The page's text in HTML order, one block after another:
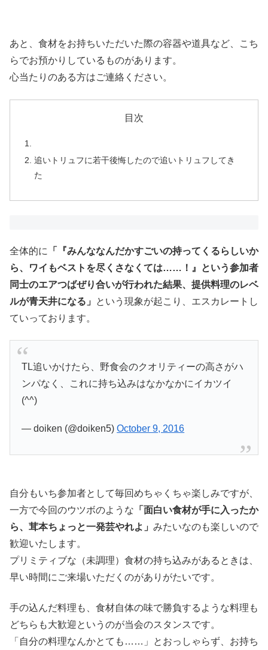
あと、食材をお持ちいただいた際の容器や道具など、こち
らでお預かりしているものがあります。
心当たりのある方はご連絡ください。
目次
追いトリュフに若干後悔したので追いトリュフしてき
た
全体的に
「『みんななんだかすごいの持ってくるらしいか
ら、ワイもベストを尽くさなくては……！』という参加者
同士のエアつばぜり合いが行われた結果、提供料理のレベ
ルが青天井になる」
という現象が起こり、エスカレートし
ていっております。
TL追いかけたら、野食会のクオリティーの高さがハ
ンパなく、これに持ち込みはなかなかにイカツイ
(^^)
— doiken (@doiken5)October 9, 2016
自分もいち参加者として毎回めちゃくちゃ楽しみですが、
一方で今回のウツボのような 「面白い食材が手に入ったか
ら、茸本ちょっと一発芸やれよ」 みたいなのも楽しいので
歓迎いたします。
プリミティブな（未調理）食材の持ち込みがあるときは、
早い時間にご来場いただくのがありがたいです。
手の込んだ料理も、食材自体の味で勝負するような料理も
どちらも大歓迎というのが当会のスタンスです。
「自分の料理なんかとても……」とおっしゃらず、お持ち